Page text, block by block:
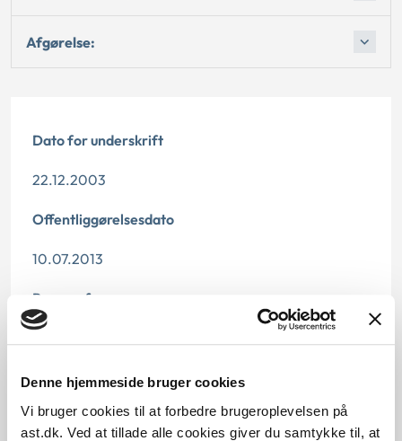
Denne hjemmeside bruger cookies
Vi bruger cookies til at forbedre brugeroplevelsen på
ast.dk. Ved at tillade alle cookies giver du samtykke til, at
Afgørelse:
Dato for underskrift
22.12.2003
Offentliggørelsesdato
10.07.2013
Paragraf
Journalnummer
2000068-03